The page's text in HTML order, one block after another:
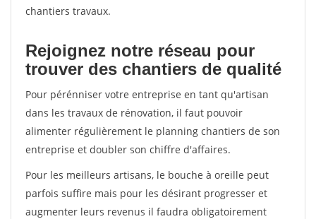
chantiers travaux.
Rejoignez notre réseau pour
trouver des chantiers de qualité
Pour pérénniser votre entreprise en tant qu'artisan
dans les travaux de rénovation, il faut pouvoir
alimenter régulièrement le planning chantiers de son
entreprise et doubler son chiffre d'affaires.
Pour les meilleurs artisans, le bouche à oreille peut
parfois suffire mais pour les désirant progresser et
augmenter leurs revenus il faudra obligatoirement